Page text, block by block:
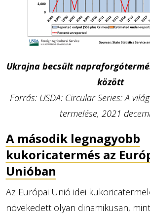
Ukrajna becsült
között
Forrás: USDA: Circular Series: A
termelése, 2021
A második legnagyobb
kukoricatermés az
Unióban
Az Európai Unió idei
növekedett olyan dinamikusan,